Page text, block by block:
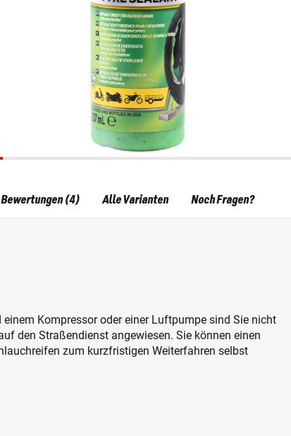
Kompressor oder einer Luftpumpe sind Sie nicht
den Straßendienst angewiesen. Sie können einen
zum kurzfristigen Weiterfahren selbst
Bewertungen (4) Alle Varianten Noch Fragen?